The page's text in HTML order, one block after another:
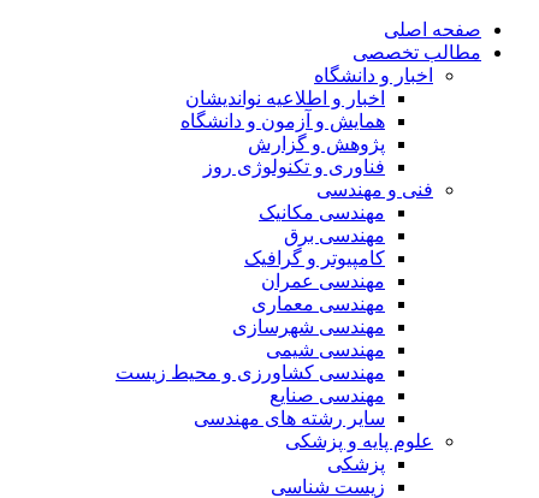
صفحه اصلی
مطالب تخصصی
اخبار و دانشگاه
اخبار و اطلاعیه نواندیشان
همایش و آزمون و دانشگاه
پژوهش و گزارش
فناوری و تکنولوژی روز
فنی و مهندسی
مهندسی مکانیک
مهندسی برق
کامپیوتر و گرافیک
مهندسی عمران
مهندسی معماری
مهندسی شهرسازی
مهندسی شیمی
مهندسی کشاورزی و محیط زیست
مهندسی صنایع
سایر رشته های مهندسی
علوم پایه و پزشکی
پزشکی
زیست شناسی